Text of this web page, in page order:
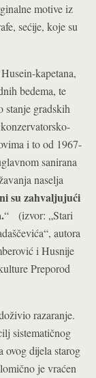
motive iz
sećije, koje su
kapetana,
bedema, te
stanje gradskih
i to od 1967-
sanirana
naselja
su zahvaljujući
“
(izvor: „Stari
autora
i Husnije
Preporod
razaranje.
sistematičnog
ovog dijela starog
je vraćen